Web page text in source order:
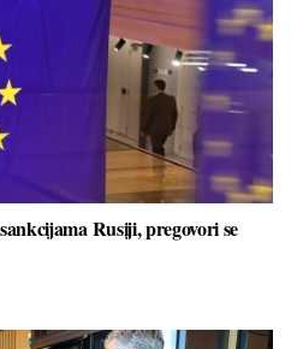
Rusiji, pregovori se